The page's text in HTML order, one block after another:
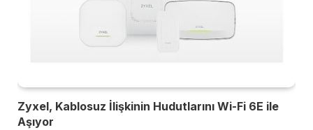
Zyxel, Kablosuz İlişkinin Hudutlarını Wi-Fi 6E ile
Aşıyor